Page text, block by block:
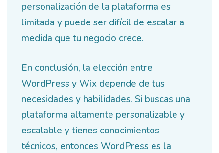
personalización de la plataforma es
limitada y puede ser difícil de escalar a
medida que tu negocio crece.
En conclusión, la elección entre
WordPress y Wix depende de tus
necesidades y habilidades. Si buscas una
plataforma altamente personalizable y
escalable y tienes conocimientos
técnicos, entonces WordPress es la